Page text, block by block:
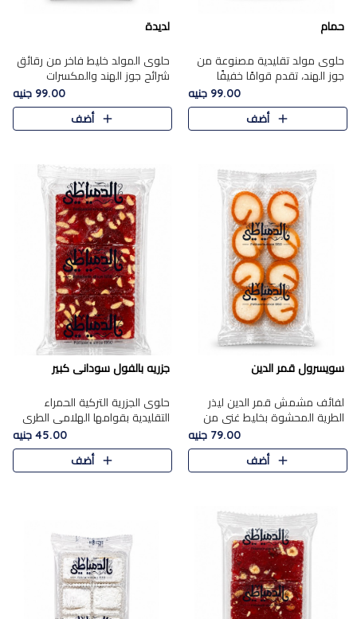
حمام
حلوى مولد تقليدية مصنوعة من
جوز الهند، تقدم قوامًا خفيفًا
ونكهة شرقية أصيلة تجسد روح
الـموسم الأعياد.
99.00 جنيه
أضف
لديدة
حلوى المولد خليط فاخر من رقائق
شرائح جوز الهند والمكسرات
المحمصة، متماسك بشراب حلاوة
الكراميل الخفيفة ليمنحك قرمشة
غنية ومذاقًا شرقيًا أصيلً..
99.00 جنيه
أضف
سويسرول قمر الدين
لفائف مشمش قمر الدين ليذر
الطرية المحشوة بخليط غني من
جوز الهند الأبيض والمكسرات
الفاخرة، يقدم المذاق الحلو
الطبيعي لقمر الدين و تجمع بين
79.00 جنيه
أضف
جزريه بالفول سودانى كبير
حلوى الجزرية التركية الحمراء
التقليدية بقوامها الهلامي الطري
ولونها الأحمر المميز، محشوة
بسخاء بالفول السوداني المحمص
لتمنحك توازنًا رائعًا ..
45.00 جنيه
أضف